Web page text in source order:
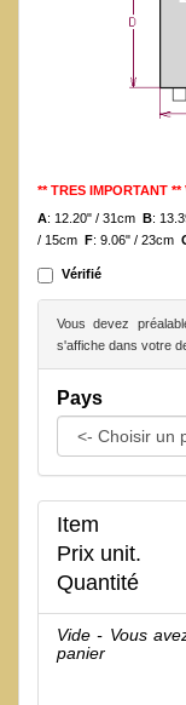
** TRES IMPORTANT
A: 12.20" / 31cm B:
/ 15cm F: 9.06" / 23cm
Vérifié
Vous devez
s'affiche dans votre
Pays
Item
Prix unit.
Quantité
Vide - Vous
panier